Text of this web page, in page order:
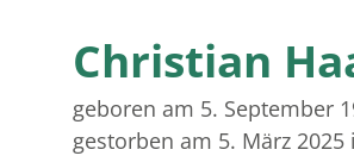
Christian
geboren am 5. September
gestorben am 5. März 2025